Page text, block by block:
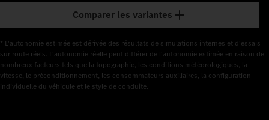
Comparer les variantes
* L'autonomie estimée est dérivée des résultats de simulations internes et d'essais
sur route réels. L'autonomie réelle peut différer de l'autonomie estimée en raison de
nombreux facteurs tels que la topographie, les conditions météorologiques, la
vitesse, le préconditionnement, les consommateurs auxiliaires, la configuration
individuelle du véhicule et le style de conduite.